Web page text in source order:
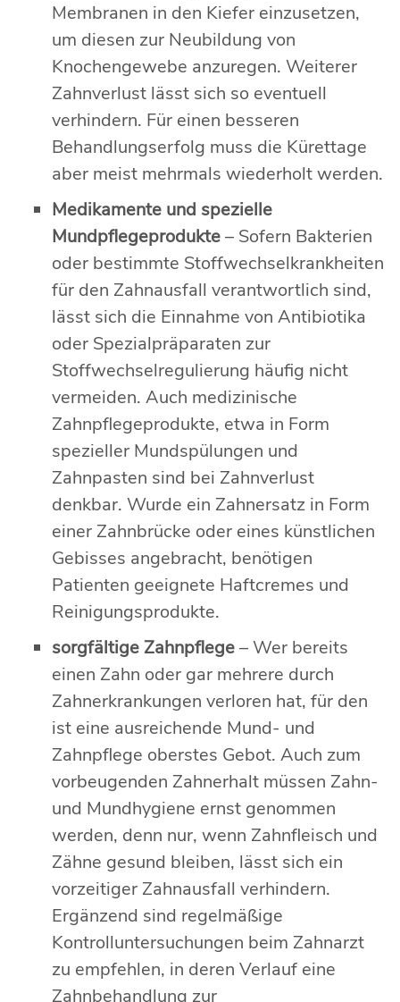
Membranen in den Kiefer einzusetzen,
um diesen zur Neubildung von
Knochengewebe anzuregen. Weiterer
Zahnverlust lässt sich so eventuell
verhindern. Für einen besseren
Behandlungserfolg muss die Kürettage
aber meist mehrmals wiederholt werden.
Medikamente und spezielle
Mundpflegeprodukte– Sofern Bakterien
oder bestimmte Stoffwechselkrankheiten
für den Zahnausfall verantwortlich sind,
lässt sich die Einnahme von Antibiotika
oder Spezialpräparaten zur
Stoffwechselregulierung häufig nicht
vermeiden. Auch medizinische
Zahnpflegeprodukte, etwa in Form
spezieller Mundspülungen und
Zahnpasten sind bei Zahnverlust
denkbar. Wurde ein Zahnersatz in Form
einer Zahnbrücke oder eines künstlichen
Gebisses angebracht, benötigen
Patienten geeignete Haftcremes und
Reinigungsprodukte.
sorgfältige Zahnpflege– Wer bereits
einen Zahn oder gar mehrere durch
Zahnerkrankungen verloren hat, für den
ist eine ausreichende Mund- und
Zahnpflege oberstes Gebot. Auch zum
vorbeugenden Zahnerhalt müssen Zahn-
und Mundhygiene ernst genommen
werden, denn nur, wenn Zahnfleisch und
Zähne gesund bleiben, lässt sich ein
vorzeitiger Zahnausfall verhindern.
Ergänzend sind regelmäßige
Kontrolluntersuchungen beim Zahnarzt
zu empfehlen, in deren Verlauf eine
Zahnbehandlung zur